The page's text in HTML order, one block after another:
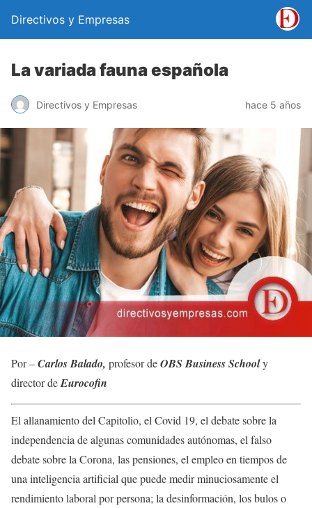
Directivos y Empresas
La variada fauna española
Directivos y Empresas hace 5 años
Por –Carlos Balado, profesor deOBS Business Schooly
director deEurocofin
El allanamiento del Capitolio, el Covid 19, el debate sobre la
independencia de algunas comunidades autónomas, el falso
debate sobre la Corona, las pensiones, el empleo en tiempos de
una inteligencia artificial que puede medir minuciosamente el
rendimiento laboral por persona; la desinformación, los bulos o